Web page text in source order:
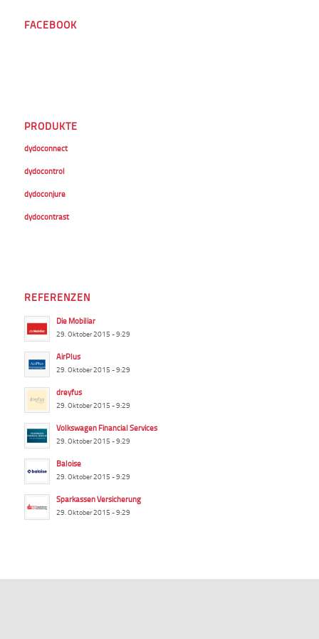
FACEBOOK
PRODUKTE
dydoconnect
dydocontrol
dydoconjure
dydocontrast
REFERENZEN
Die Mobiliar
29. Oktober 2015 - 9:29
AirPlus
29. Oktober 2015 - 9:29
dreyfus
29. Oktober 2015 - 9:29
Volkswagen Financial Services
29. Oktober 2015 - 9:29
Baloise
29. Oktober 2015 - 9:29
Sparkassen Versicherung
29. Oktober 2015 - 9:29